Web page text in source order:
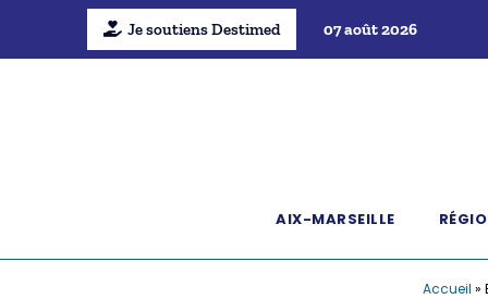
Je soutiens Destimed 07 août 2026
AIX-MARSEILLE
Accueil »